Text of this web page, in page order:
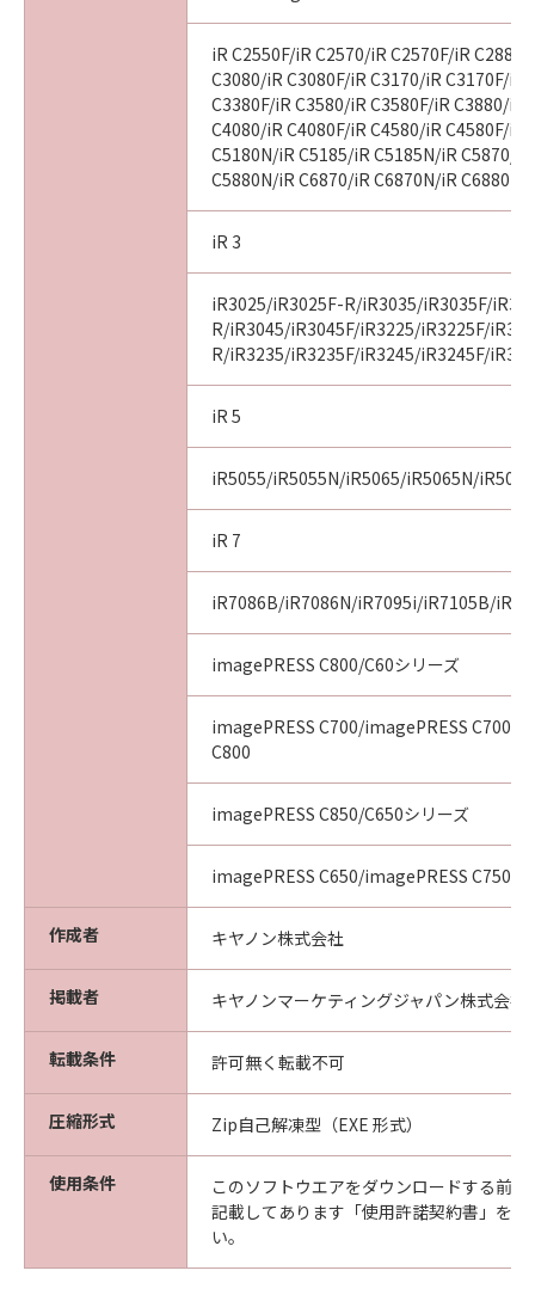
iR C2550F/iR C2570/iR C2570F/iR
C3080/iR C3080F/iR C3170/iR C3170F/iR
C3380F/iR C3580/iR C3580F/iR C3880/iR
C4080/iR C4080F/iR C4580/iR C4580F/iR
C5180N/iR C5185/iR C5185N/iR C5870/
C5880N/iR C6870/iR C6870N/iR C6880N
iR 3
iR3025/iR3025F-R/iR3035/iR3035F/
R/iR3045/iR3045F/iR3225/iR3225F/
R/iR3235/iR3235F/iR3245/iR3245F/
iR 5
iR5055/iR5055N/iR5065/iR5065N/
iR 7
iR7086B/iR7086N/iR7095i/iR7105B/
imagePRESS C800/C60シリーズ
imagePRESS C700/imagePRESS C700L/
C800
imagePRESS C850/C650シリーズ
imagePRESS C650/imagePRESS C750/
作成者 キヤノン株式会社
掲載者 キヤノンマーケティングジャパン株式会社
転載条件 許可無く転載不可
圧縮形式 Zip自己解凍型（EXE 形式）
使用条件
このソフトウエアをダウンロードする前
記載してあります「使用許諾契約書」を
い。